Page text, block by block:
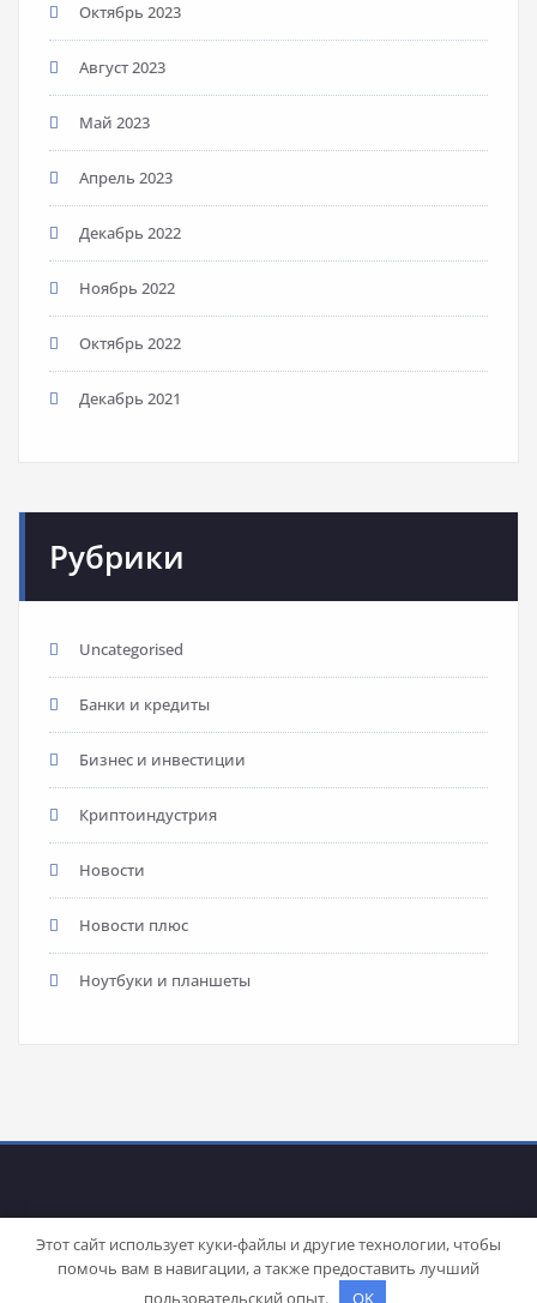
Октябрь 2023
Август 2023
Май 2023
Апрель 2023
Декабрь 2022
Ноябрь 2022
Октябрь 2022
Декабрь 2021
Рубрики
Uncategorised
Банки и кредиты
Бизнес и инвестиции
Криптоиндустрия
Новости
Новости плюс
Ноутбуки и планшеты
WordPress | Theme: Stacyby SpiceThemes
Этот сайт использует куки-файлы и другие технологии, чтобы
помочь вам в навигации, а также предоставить лучший
пользовательский опыт.
OK